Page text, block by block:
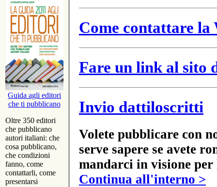
Guida agli editori
che ti pubblicano
Oltre 350 editori
che pubblicano
autori italiani: che
cosa pubblicano,
che condizioni
fanno, come
contattarli, come
presentarsi
Come contattare
Fare un link al sito
Invio dattiloscritti
Volete pubblicare con
serve sapere se avete
mandarci in visione
Continua all'interno >